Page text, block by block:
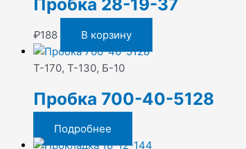
Пробка 28-19-37
₽188 В корзину
Т-170, Т-130, Б-10
Пробка 700-40-5128
Подробнее